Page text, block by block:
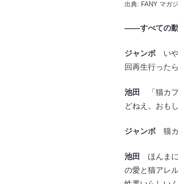
出典: FANY マガ
――すべての
ジャンボいや
回再生行った
池田
「猫カフ
どねえ。おも
ジャンボ猫カ
池田
ほんまに
の愛と猫アレ